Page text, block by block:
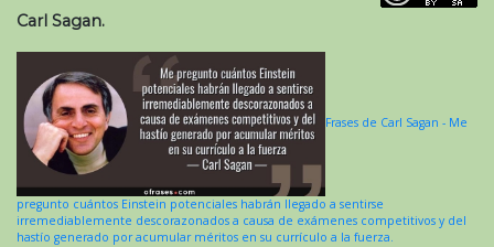
Carl Sagan.
Frases de Carl Sagan - Me
pregunto cuántos Einstein potenciales habrán llegado a sentirse
irremediablemente descorazonados a causa de exámenes competitivos y del
hastío generado por acumular méritos en su currículo a la fuerza.